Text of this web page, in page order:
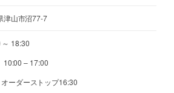
津山市沼77-7
18:30
– 17:00
ダーストップ16:30